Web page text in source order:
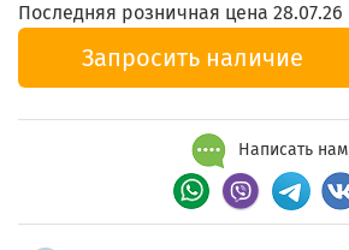
Последняя розничная цена 28.07.26
Запросить наличие
Написать нам